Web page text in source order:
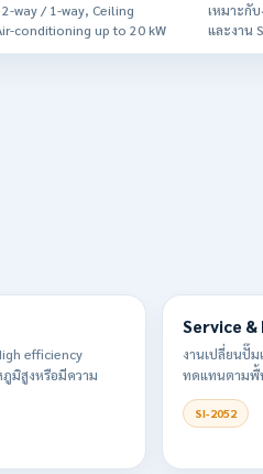
way / 1-way, Ceiling
conditioning up to 20 kW
เหมาะกั
และงาน
efficiency
มิสูงหรือมีความ
Service
งานเปลี่ยนปั๊ม
ทดแทนตามพื้
SI-2052